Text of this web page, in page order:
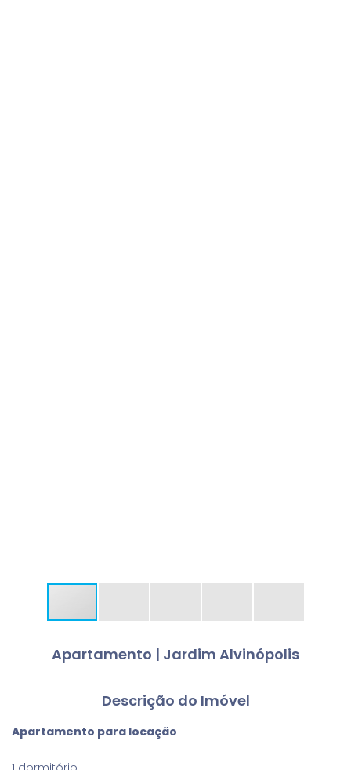
Apartamento | Jardim Alvinópolis
Descrição do Imóvel
Apartamento para locação